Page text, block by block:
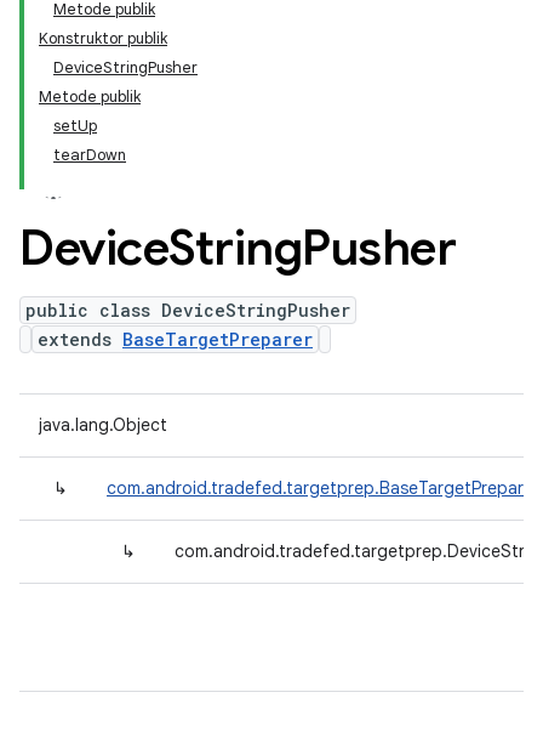
Metode publik
Konstruktor publik
DeviceStringPusher
Metode publik
setUp
tearDown
DeviceStringPusher
public class DeviceStringPusher
extends BaseTargetPreparer
java.lang.Object
↳ com.android.tradefed.targetprep.BaseTargetPreparer
↳